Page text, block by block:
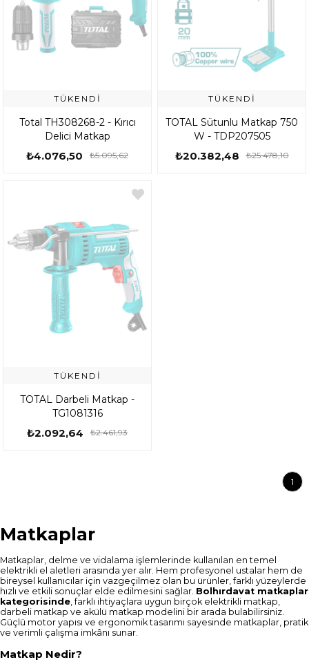
TÜKENDI
Total TH308268-2 - Kırıcı
Delici Matkap
₺4.076,50 ₺5.095,62
TÜKENDI
TOTAL Sütunlu Matkap 750
W - TDP207505
₺20.382,48 ₺25.478,10
TÜKENDI
TOTAL Darbeli Matkap -
TG1081316
₺2.092,64 ₺2.461,93
1
Matkaplar
Matkaplar, delme ve vidalama işlemlerinde kullanılan en temel
elektrikli el aletleri arasında yer alır. Hem profesyonel ustalar hem de
bireysel kullanıcılar için vazgeçilmez olan bu ürünler, farklı yüzeylerde
hızlı ve etkili sonuçlar elde edilmesini sağlar. Bolhırdavat matkaplar
kategorisinde, farklı ihtiyaçlara uygun birçok elektrikli matkap,
darbeli matkap ve akülü matkap modelini bir arada bulabilirsiniz.
Güçlü motor yapısı ve ergonomik tasarımı sayesinde matkaplar, pratik
ve verimli çalışma imkânı sunar.
Matkap Nedir?